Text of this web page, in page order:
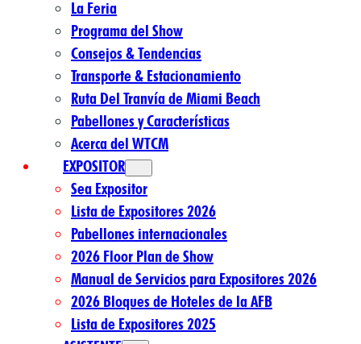
La Feria
Programa del Show
Consejos & Tendencias
Transporte & Estacionamiento
Ruta Del Tranvía de Miami Beach
Pabellones y Características
Acerca del WTCM
EXPOSITOR
Sea Expositor
Lista de Expositores 2026
Pabellones internacionales
2026 Floor Plan de Show
Manual de Servicios para Expositores 2026
2026 Bloques de Hoteles de la AFB
Lista de Expositores 2025